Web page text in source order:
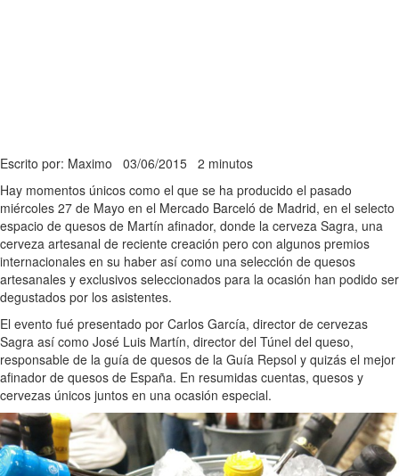
Escrito por: Maximo 03/06/2015 2 minutos
Hay momentos únicos como el que se ha producido el pasado
miércoles 27 de Mayo en el Mercado Barceló de Madrid, en el selecto
espacio de quesos de Martín afinador, donde la cerveza Sagra, una
cerveza artesanal de reciente creación pero con algunos premios
internacionales en su haber así como una selección de quesos
artesanales y exclusivos seleccionados para la ocasión han podido ser
degustados por los asistentes.
El evento fué presentado por Carlos García, director de cervezas
Sagra así como José Luis Martín, director del Túnel del queso,
responsable de la guía de quesos de la Guía Repsol y quizás el mejor
afinador de quesos de España. En resumidas cuentas, quesos y
cervezas únicos juntos en una ocasión especial.